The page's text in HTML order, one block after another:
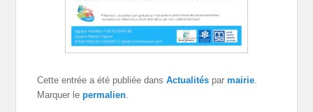
Cette entrée a été publiée dansActualités parmairie
Marquer lepermalien